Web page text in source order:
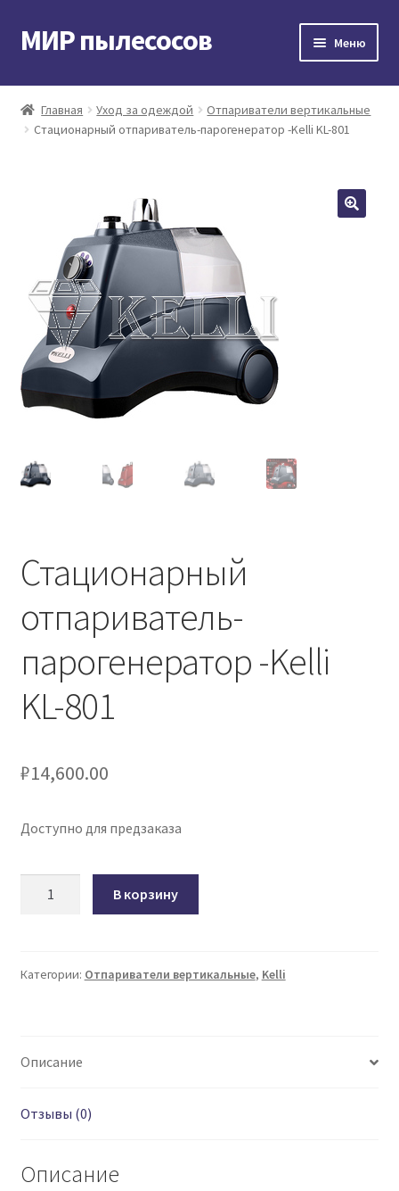
Перейти
к
Перейти
к
МИР пылесосов Меню
Главная
Мой аккаунт
Корзина
Главная Уход за одеждой
Отпариватели вертикальные
Стационарный отпариватель-парогенератор -Kelli KL-801
Стационарный
отпариватель-
парогенератор -Kelli
KL-801
₽14,600.00
Доступно для предзаказа
парогенератор
801
В корзину
Категории: Отпариватели вертикальные, Kelli
Описание
Отзывы (0)
Описание